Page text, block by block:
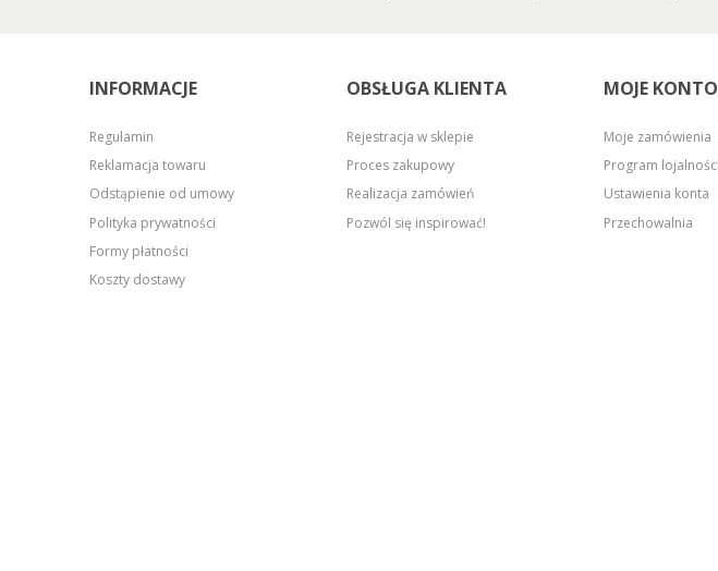
INFORMACJE
Regulamin
Reklamacja towaru
Odstąpienie od umowy
Polityka prywatności
Formy płatności
Koszty dostawy
OBSŁUGA KLIENTA
Rejestracja w sklepie
Proces zakupowy
Realizacja zamówień
Pozwól się inspirować!
MOJE KONTO
Moje zamówienia
Program
Ustawienia konta
Przechowalnia